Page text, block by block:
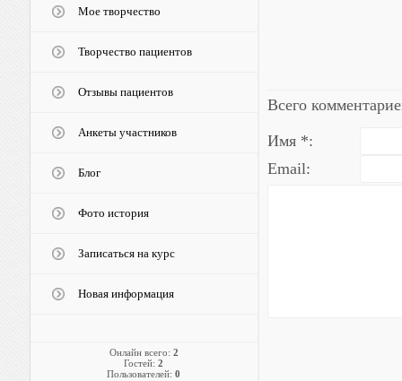
Мое творчество
Творчество пациентов
Отзывы пациентов
Анкеты участников
Блог
Фото история
Записаться на курс
Новая информация
Онлайн всего: 2
Гостей: 2
Пользователей: 0
Всего
Имя *:
Email: